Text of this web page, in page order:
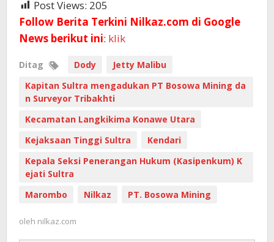
Post Views: 205
Follow Berita Terkini Nilkaz.com di Google
News berikut ini: klik
Ditag Dody
Jetty Malibu
Kapitan Sultra mengadukan PT Bosowa Mining da
n Surveyor Tribakhti
Kecamatan Langkikima Konawe Utara
Kejaksaan Tinggi Sultra
Kendari
Kepala Seksi Penerangan Hukum (Kasipenkum) K
ejati Sultra
Marombo
Nilkaz PT. Bosowa Mining
oleh nilkaz.com